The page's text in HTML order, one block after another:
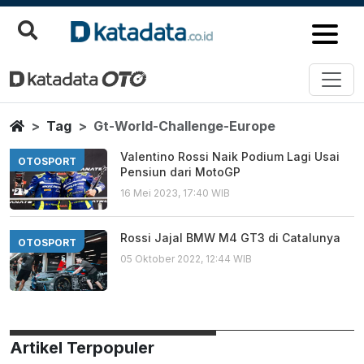
Gt World Challenge Europe
Berita Terbaru
HomeTag Gt-World-Challenge-Europe
OTOSPORT
Valentino Rossi Naik Podium Lagi Usai
Pensiun dari MotoGP
16 Mei 2023, 17:40 WIB
OTOSPORT Rossi Jajal BMW M4 GT3 di Catalunya
05 Oktober 2022, 12:44 WIB
Artikel Terpopuler